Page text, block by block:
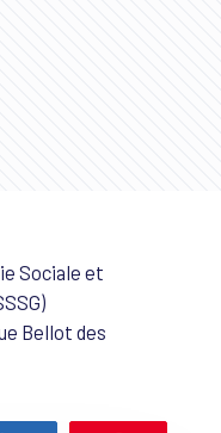
Sociale et
Bellot des